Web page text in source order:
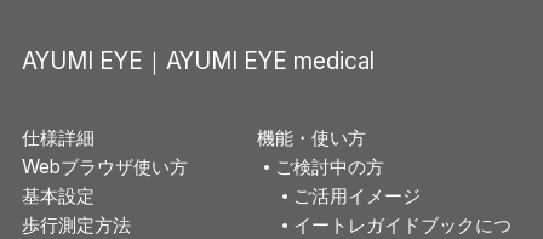
AYUMI EYE｜AYUMI EYE medical
仕様詳細
Webブラウザ使い方
基本設定
歩行測定方法
機能・使い方
ご検討中の方
ご活用イメージ
イートレガイドブックにつ